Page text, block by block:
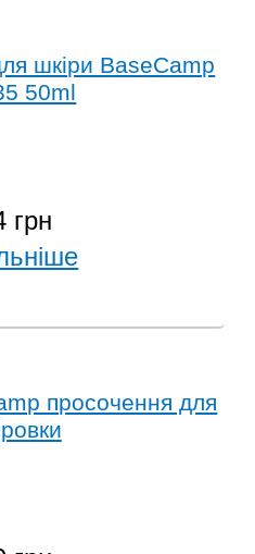
шкіри BaseCamp
50ml
грн
просочення для